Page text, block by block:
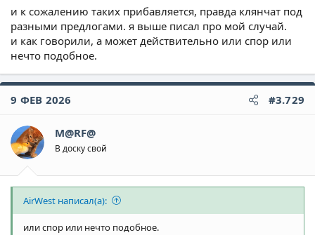
и к сожалению таких прибавляется, правда клянчат под
разными предлогами. я выше писал про мой случай.
и как говорили, а может действительно или спор или
нечто подобное.
9 ФЕВ 2026 #3.729
M@RF@
В доску свой
AirWest написал(а):
или спор или нечто подобное.